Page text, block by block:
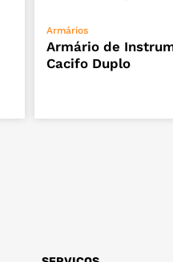
Armários
Armário de
Cacifo Duplo